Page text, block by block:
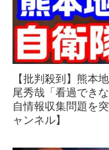
【批判殺到】熊本
尾秀哉「看過でき
自情報収集問題を
ャンネル】